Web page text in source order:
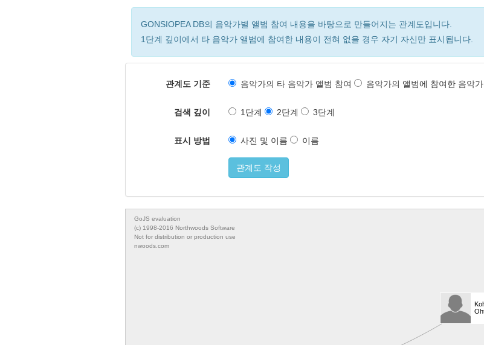
GONSIOPEA DB의 음악가별 앨범 참여 내용을 바탕으로 만들어지는 관계도입니다.
1단계 깊이에서 타 음악가 앨범에 참여한 내용이 전혀 없을 경우 자기 자신만 표시됩니다.
관계도 기준 음악가의 타 음악가 앨범 참여 음악가의 앨범에 참여한 음악가
검색 깊이 1단계 2단계 3단계
표시 방법 사진 및 이름 이름